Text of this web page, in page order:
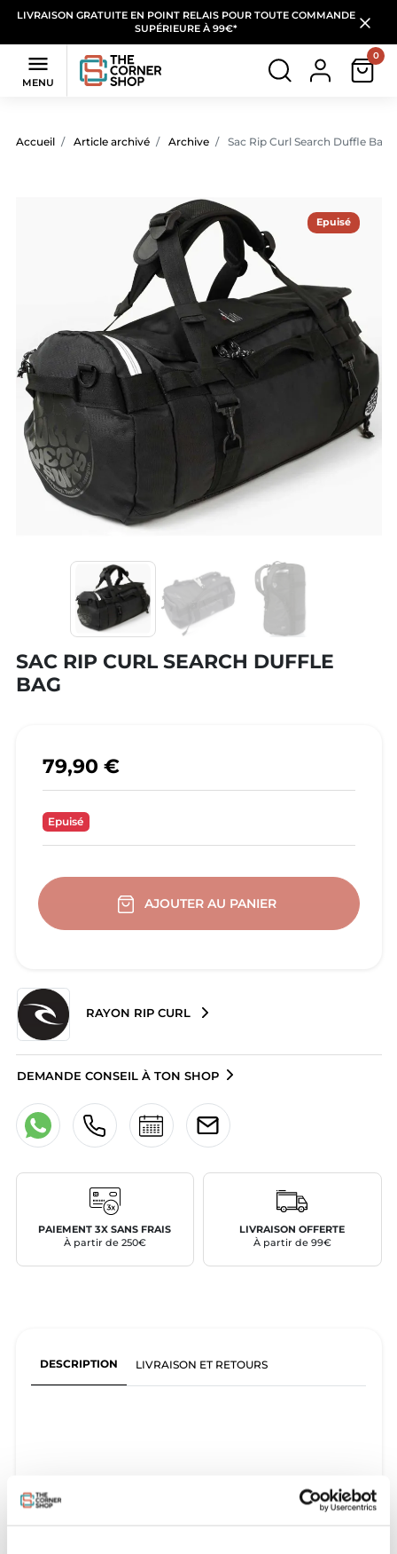
LIVRAISON GRATUITE EN POINT RELAIS POUR TOUTE COMMANDE
SUPÉRIEURE À 99€*

MENU
0
Accueil Article archivé Archive Sac Rip Curl Search Duffle Bag
Epuisé
SAC RIP CURL SEARCH DUFFLE
BAG
79,90 €
Epuisé
AJOUTER AU PANIER
RAYON RIP CURL
DEMANDE CONSEIL À TON SHOP
PAIEMENT 3X SANS FRAIS
À partir de 250€
LIVRAISON OFFERTE
À partir de 99€
DESCRIPTION LIVRAISON ET RETOURS